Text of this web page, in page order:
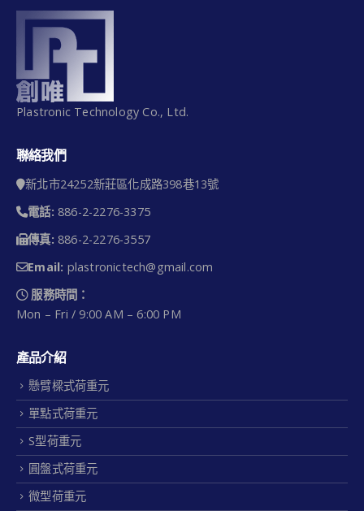
Plastronic Technology Co., Ltd.
聯絡我們
新北市24252新莊區化成路398巷13號
電話: 886-2-2276-3375
傳真: 886-2-2276-3557
Email: plastronictech@gmail.com
服務時間：
Mon – Fri / 9:00 AM – 6:00 PM
產品介紹
懸臂樑式荷重元
單點式荷重元
S型荷重元
圓盤式荷重元
微型荷重元